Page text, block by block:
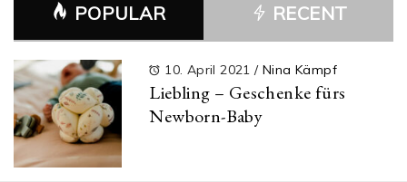
POPULAR RECENT
10. April 2021/ Nina Kämpf
Liebling – Geschenke fürs
Newborn-Baby